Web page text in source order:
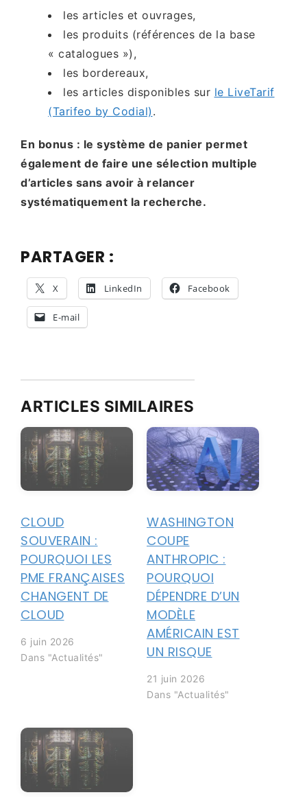
les articles et ouvrages,
les produits (références de la base
« catalogues »),
les bordereaux,
les articles disponibles sur le LiveTarif
(Tarifeo by Codial) .
En bonus : le système de panier permet
également de faire une sélection multiple
d’articles sans avoir à relancer
systématiquement la recherche.
PARTAGER :
X LinkedIn Facebook
E-mail
ARTICLES SIMILAIRES
CLOUD
SOUVERAIN :
POURQUOI LES
PME FRANÇAISES
CHANGENT DE
CLOUD
6 juin 2026
Dans "Actualités"
WASHINGTON
COUPE
ANTHROPIC :
POURQUOI
DÉPENDRE D’UN
MODÈLE
AMÉRICAIN EST
UN RISQUE
21 juin 2026
Dans "Actualités"